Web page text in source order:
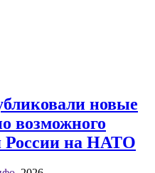
новые
возможного
России на НАТО